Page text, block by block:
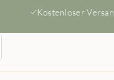
Kostenloser